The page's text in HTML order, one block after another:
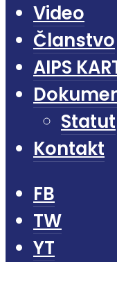
Video
Članstvo
AIPS
Statut
Kontakt
FB
TW
YT